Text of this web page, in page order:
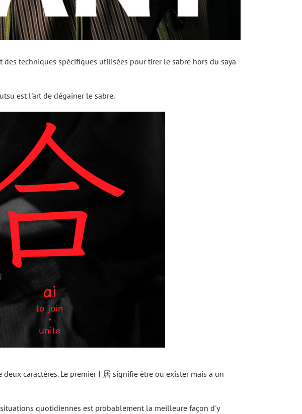
techniques spécifiques utilisées pour tirer le sabre hors du saya
est l'art de dégainer le sabre.
caractères. Le premier I 居 signifie être ou exister mais a un
quotidiennes est probablement la meilleure façon d'y